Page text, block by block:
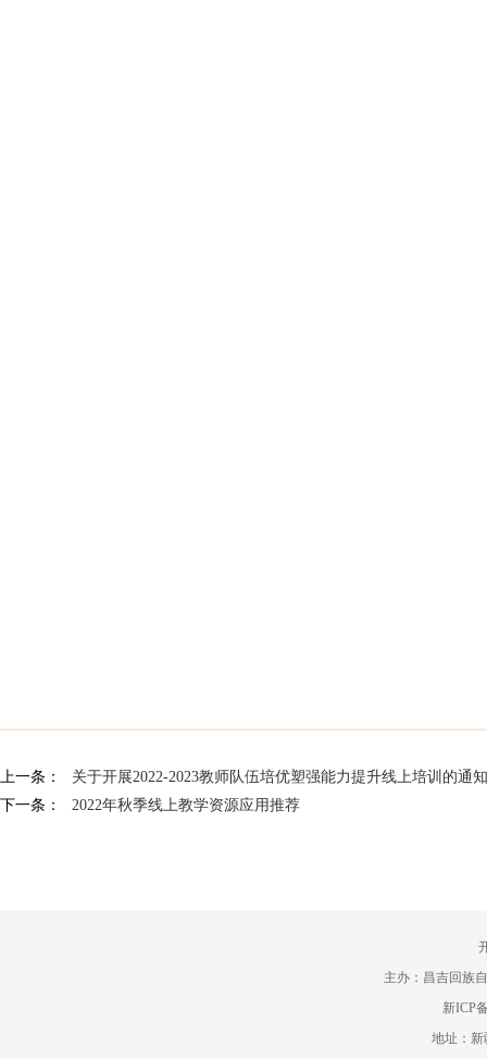
上一条：
关于开展2022-2023教师队伍培优塑强能力提升线上培训的通
下一条：
2022年秋季线上教学资源应用推荐
主办：昌吉回族
新ICP
地址：新